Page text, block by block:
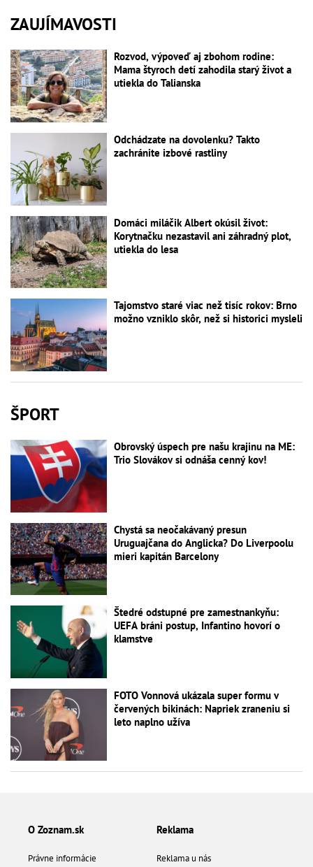
ZAUJÍMAVOSTI
Rozvod, výpoveď aj zbohom rodine:
Mama štyroch detí zahodila starý život a
utiekla do Talianska
Odchádzate na dovolenku? Takto
zachránite izbové rastliny
Domáci miláčik Albert okúsil život:
Korytnačku nezastavil ani záhradný plot,
utiekla do lesa
Tajomstvo staré viac než tisíc rokov: Brno
možno vzniklo skôr, než si historici mysleli
ŠPORT
Obrovský úspech pre našu krajinu na ME:
Trio Slovákov si odnáša cenný kov!
Chystá sa neočakávaný presun
Uruguajčana do Anglicka? Do Liverpoolu
mieri kapitán Barcelony
Štedré odstupné pre zamestnankyňu:
UEFA bráni postup, Infantino hovorí o
klamstve
FOTO Vonnová ukázala super formu v
červených bikinách: Napriek zraneniu si
leto naplno užíva
O Zoznam.sk
Právne informácie
Reklama
Reklama u nás